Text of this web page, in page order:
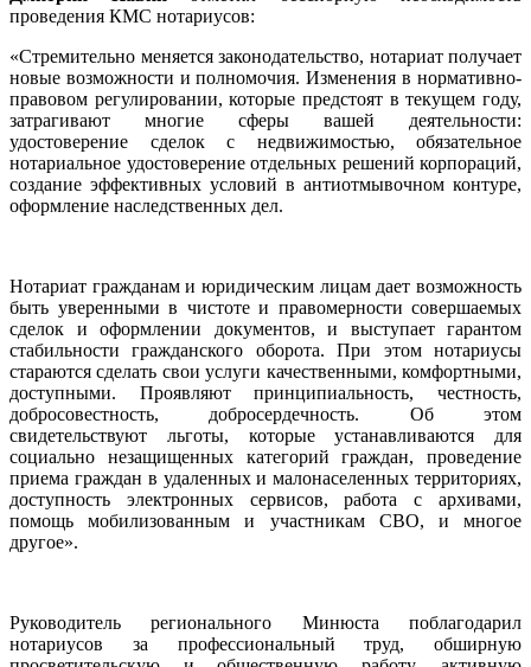
проведения КМС нотариусов:
«Стремительно меняется законодательство, нотариат получает
новые возможности и полномочия. Изменения в нормативно-
правовом регулировании, которые предстоят в текущем году,
затрагивают многие сферы вашей деятельности:
удостоверение сделок с недвижимостью, обязательное
нотариальное удостоверение отдельных решений корпораций,
создание эффективных условий в антиотмывочном контуре,
оформление наследственных дел.
Нотариат гражданам и юридическим лицам дает возможность
быть уверенными в чистоте и правомерности совершаемых
сделок и оформлении документов, и выступает гарантом
стабильности гражданского оборота. При этом нотариусы
стараются сделать свои услуги качественными, комфортными,
доступными. Проявляют принципиальность, честность,
добросовестность, добросердечность. Об этом
свидетельствуют льготы, которые устанавливаются для
социально незащищенных категорий граждан, проведение
приема граждан в удаленных и малонаселенных территориях,
доступность электронных сервисов, работа с архивами,
помощь мобилизованным и участникам СВО, и многое
другое».
Руководитель регионального Минюста поблагодарил
нотариусов за профессиональный труд, обширную